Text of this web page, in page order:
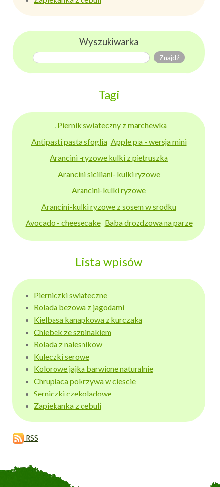
Wyszukiwarka
Tagi
. Piernik swiateczny z marchewka
Antipasti pasta sfoglia Apple pia - wersja mini
Arancini -ryzowe kulki z pietruszka
Arancini siciliani- kulki ryzowe
Arancini-kulki ryzowe
Arancini-kulki ryzowe z sosem w srodku
Avocado - cheesecake Baba drozdzowa na parze
Lista wpisów
Pierniczki swiateczne
Rolada bezowa z jagodami
Kielbasa kanapkowa z kurczaka
Chlebek ze szpinakiem
Rolada z nalesnikow
Kuleczki serowe
Kolorowe jajka barwione naturalnie
Chrupiaca pokrzywa w ciescie
Serniczki czekoladowe
Zapiekanka z cebuli
RSS